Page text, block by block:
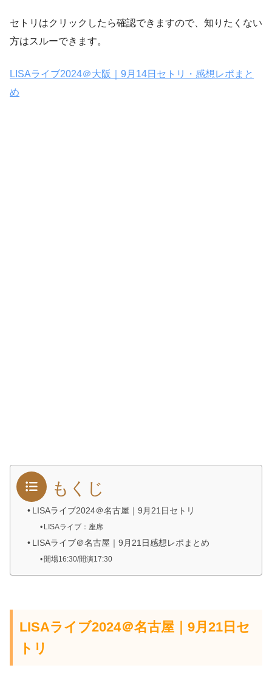
セトリはクリックしたら確認できますので、知りたくない
方はスルーできます。
LISAライブ2024＠大阪｜9月14日セトリ・感想レポまと
め
もくじ
LISAライブ2024＠名古屋｜9月21日セトリ
LISAライブ：座席
LISAライブ＠名古屋｜9月21日感想レポまとめ
開場16:30/開演17:30
LISAライブ2024＠名古屋｜9月21日セ
トリ